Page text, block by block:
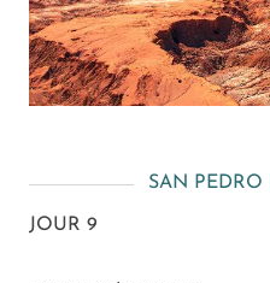
SAN PEDRO
JOUR 9